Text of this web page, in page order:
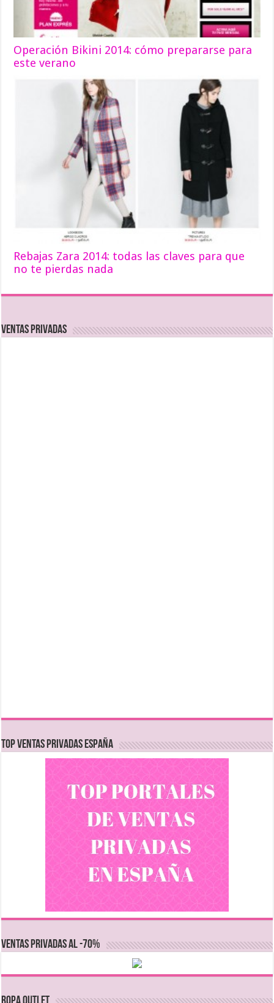
Operación Bikini 2014: cómo prepararse para
este verano
Rebajas Zara 2014: todas las claves para que
no te pierdas nada
Ventas Privadas
TOP VENTAS PRIVADAS ESPAÑA
VENTAS PRIVADAS AL -70%